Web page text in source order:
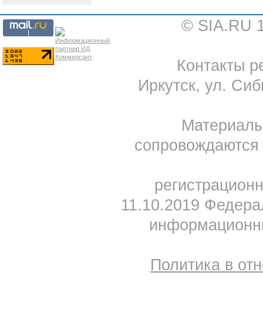
© SIA.RU
Контакты
Иркутск, ул.
11.10.2019
Политика в